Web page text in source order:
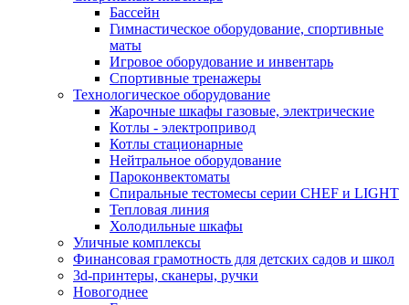
Бассейн
Гимнастическое оборудование, спортивные
маты
Игровое оборудование и инвентарь
Спортивные тренажеры
Технологическое оборудование
Жарочные шкафы газовые, электрические
Котлы - электропривод
Котлы стационарные
Нейтральное оборудование
Пароконвектоматы
Спиральные тестомесы серии CHEF и LIGHT
Тепловая линия
Холодильные шкафы
Уличные комплексы
Финансовая грамотность для детских садов и школ
3d-принтеры, сканеры, ручки
Новогоднее